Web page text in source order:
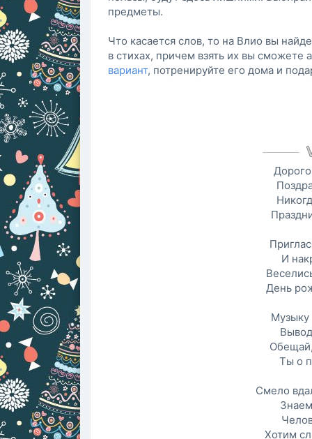
предметы.
Что касается слов, то на Влио вы
в стихах, причем взять их вы сможете
вариант, потренируйте его дома и
И
День
Музыку
Ты о
Смело
Хотим